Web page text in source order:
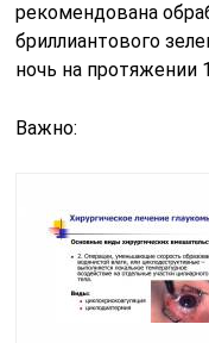
рекомендована
бриллиантового
ночь на протяжении
Важно: